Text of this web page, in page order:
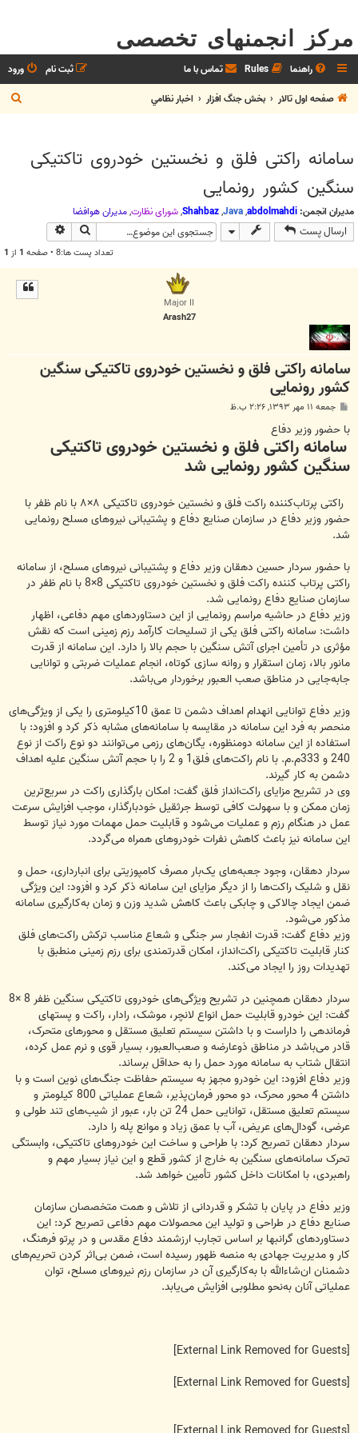
مرکز انجمنهای تخصصی
راهنما Rules تماس با ما ورود
ثبت نام
صفحه اول تالار
بخش جنگ افزار اخبار نظامي
س
سامانه راکتی فلق و نخستین خودروی تاکتیکی
سنگین کشور رونمایی
مدیران انجمن: abdolmahdi
,
Java
,
Shahbaz
,شوراي نظارت,مديران هوافضا
ارسال پست جستجو
تعداد پست ها:8 • صفحه 1 از 1
Major II
Arash27
سامانه راکتی فلق و نخستین خودروی تاکتیکی سنگین
کشور رونمایی
ت
جمعه ۱۱ مهر ۱۳۹۳, ۲:۲۶ ب.ظ
با حضور وزیر دفاع
سامانه راکتی فلق و نخستین خودروی تاکتیکی
سنگین کشور رونمایی شد
راکتی پرتاب‌کننده راکت فلق و نخستین خودروی تاکتیکی ۸×۸ با نام ظفر با
حضور وزیر دفاع در سازمان صنایع دفاع و پشتیبانی نیروهای مسلح رونمایی
شد.
با حضور سردار حسین دهقان وزیر دفاع و پشتیبانی نیروهای مسلح، از سامانه
راکتی پرتاب کننده راکت فلق و نخستین خودروی تاکتیکی 8×8 با نام ظفر در
سازمان صنایع دفاع رونمایی شد.
وزیر دفاع در حاشیه مراسم رونمایی از این دستاوردهای مهم دفاعی، اظهار
داشت: سامانه راکتی فلق یکی از تسلیحات کارآمد رزم زمینی است که نقش
مؤثری در تأمین اجرای آتش سنگین با حجم بالا را دارد. این سامانه از قدرت
مانور بالا، زمان استقرار و روانه سازی کوتاه، انجام عملیات ضربتی و توانایی
جابه‌جایی در مناطق صعب العبور برخوردار می‌باشد.
وزیر دفاع توانایی انهدام اهداف دشمن تا عمق 10کیلومتری را یکی از ویژگی‌های
منحصر به فرد این سامانه در مقایسه با سامانه‌های مشابه ذکر کرد و افزود: با
استفاده از این سامانه دومنظوره، یگان‌های رزمی می‌توانند دو نوع راکت از نوع
240 و 333م.م. با نام راکت‌های فلق1 و 2 را با حجم آتش سنگین علیه اهداف
دشمن به کار گیرند.
وی در تشریح مزایای راکت‌انداز فلق گفت: امکان بارگذاری راکت در سریع‌ترین
زمان ممکن و با سهولت کافی توسط جرثقیل خودبارگذار، موجب افزایش سرعت
عمل در هنگام رزم و عملیات می‌شود و قابلیت حمل مهمات مورد نیاز توسط
این سامانه نیز باعث کاهش نفرات خودروهای همراه می‌گردد.
سردار دهقان، وجود جعبه‌های یک‌بار مصرف کامپوزیتی برای انبارداری، حمل و
نقل و شلیک راکت‌ها را از دیگر مزایای این سامانه ذکر کرد و افزود: این ویژگی
ضمن ایجاد چالاکی و چابکی باعث کاهش شدید وزن و زمان به‌کارگیری سامانه
مذکور می‌شود.
وزیر دفاع گفت: قدرت انفجار سر جنگی و شعاع مناسب ترکش راکت‌های فلق
کنار قابلیت تاکتیکی راکت‌انداز، امکان قدرتمندی برای رزم زمینی منطبق با
تهدیدات روز را ایجاد می‌کند.
سردار دهقان همچنین در تشریح ویژگی‌های خودروی تاکتیکی سنگین ظفر 8 ×8
گفت: این خودرو قابلیت حمل انواع لانچر، موشک، رادار، راکت و پستهای
فرماندهی را داراست و با داشتن سیستم تعلیق مستقل و محورهای متحرک،
قادر می‌باشد در مناطق ذوعارضه و صعب‌العبور، بسیار قوی و نرم عمل کرده،
انتقال شتاب به سامانه مورد حمل را به حداقل برساند.
وزیر دفاع افزود: این خودرو مجهز به سیستم حفاظت جنگ‌های نوین است و با
داشتن 4 محور محرک، دو محور فرمان‌پذیر، شعاع عملیاتی 800 کیلومتر و
سیستم تعلیق مستقل، توانایی حمل 24 تن بار، عبور از شیب‌های تند طولی و
عرضی، گودال‌های عریض، آب با عمق زیاد و موانع پله را دارد.
سردار دهقان تصریح کرد: با طراحی و ساخت این خودروهای تاکتیکی، وابستگی
تحرک سامانه‌های سنگین به خارج از کشور قطع و این نیاز بسیار مهم و
راهبردی، با امکانات داخل کشور تأمین خواهد شد.
وزیر دفاع در پایان با تشکر و قدردانی از تلاش و همت متخصصان سازمان
صنایع دفاع در طراحی و تولید این محصولات مهم دفاعی تصریح کرد: این
دستاوردهای گرانبها بر اساس تجارب ارزشمند دفاع مقدس و در پرتو فرهنگ،
کار و مدیریت جهادی به منصه ظهور رسیده است، ضمن بی‌اثر کردن تحریم‌های
دشمنان ان‌شاءالله با به‌کارگیری آن در سازمان‌ رزم نیروهای مسلح، توان
عملیاتی آنان به‌نحو مطلوبی افزایش می‌یابد.
[External Link Removed for Guests]
[External Link Removed for Guests]